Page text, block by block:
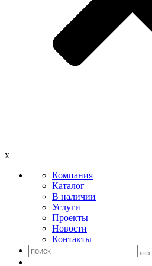
x
Компания
Каталог
В наличии
Услуги
Проекты
Новости
Контакты